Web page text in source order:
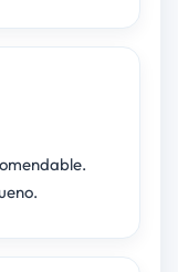
muy bueno.